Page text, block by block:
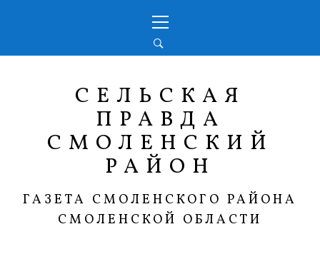
меню
СЕЛЬСКАЯ
ПРАВДА
СМОЛЕНСКИЙ
РАЙОН
ГАЗЕТА СМОЛЕНСКОГО РАЙОНА
СМОЛЕНСКОЙ ОБЛАСТИ